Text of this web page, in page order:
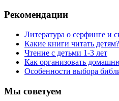
Рекомендации
Литература о серфинге и
Какие книги читать детям?
Чтение с детьми 1-3 лет
Как организовать
Особенности выбора
Мы советуем